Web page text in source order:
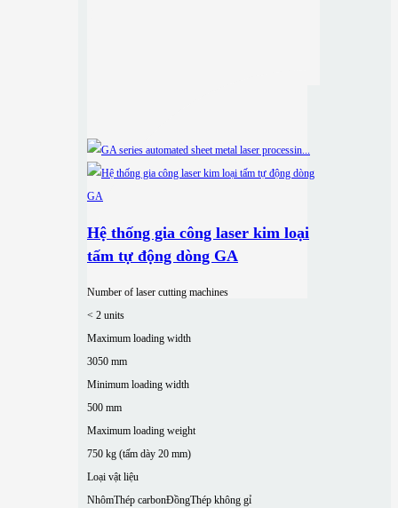
Hệ thống gia công laser kim loại
tấm tự động dòng GA
Number of laser cutting machines
< 2 units
Maximum loading width
3050 mm
Minimum loading width
500 mm
Maximum loading weight
750 kg (tấm dày 20 mm)
Loại vật liệu
NhômThép carbonĐồngThép không gỉ